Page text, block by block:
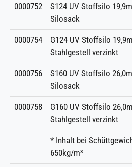
0000752
S124 UV Stoffsilo
Silosack
0000754
G124 UV Stoffsilo
Stahlgestell verzinkt
0000756
S160 UV Stoffsilo
Silosack
0000758
G160 UV Stoffsilo
Stahlgestell verzinkt
* Inhalt bei
650kg/m³